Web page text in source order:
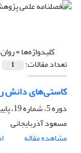
کلیدواژه‌ها =
تعداد مقالات: 1
کاستی‌های دانش
دوره 5، شماره 19، پاییز 1391، صفحه
مسعود آذربایجانی
مشاهده مقاله